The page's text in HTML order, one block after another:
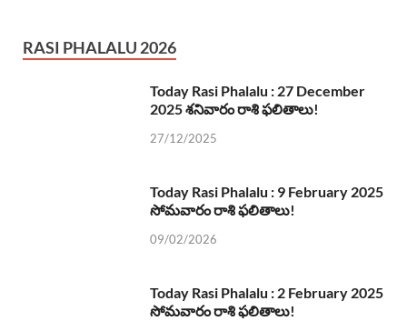
RASI PHALALU 2026
Today Rasi Phalalu : 27 December
2025 శనివారం రాశి ఫలితాలు!
27/12/2025
Today Rasi Phalalu : 9 February 2025
సోమవారం రాశి ఫలితాలు!
09/02/2026
Today Rasi Phalalu : 2 February 2025
సోమవారం రాశి ఫలితాలు!